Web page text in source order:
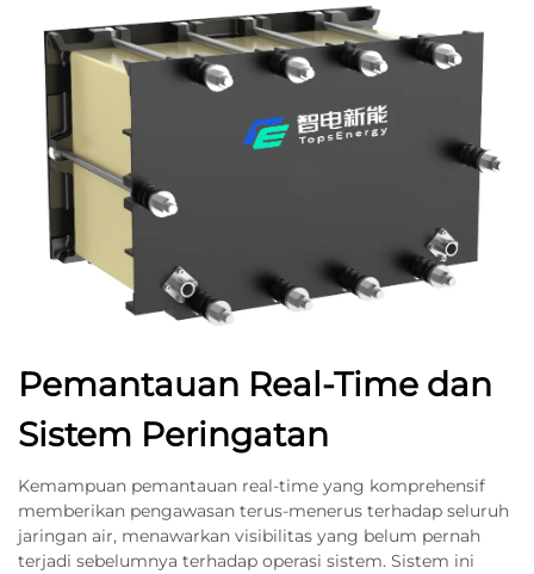
Pemantauan Real-Time dan
Sistem Peringatan
Kemampuan pemantauan real-time yang komprehensif
memberikan pengawasan terus-menerus terhadap seluruh
jaringan air, menawarkan visibilitas yang belum pernah
terjadi sebelumnya terhadap operasi sistem. Sistem ini